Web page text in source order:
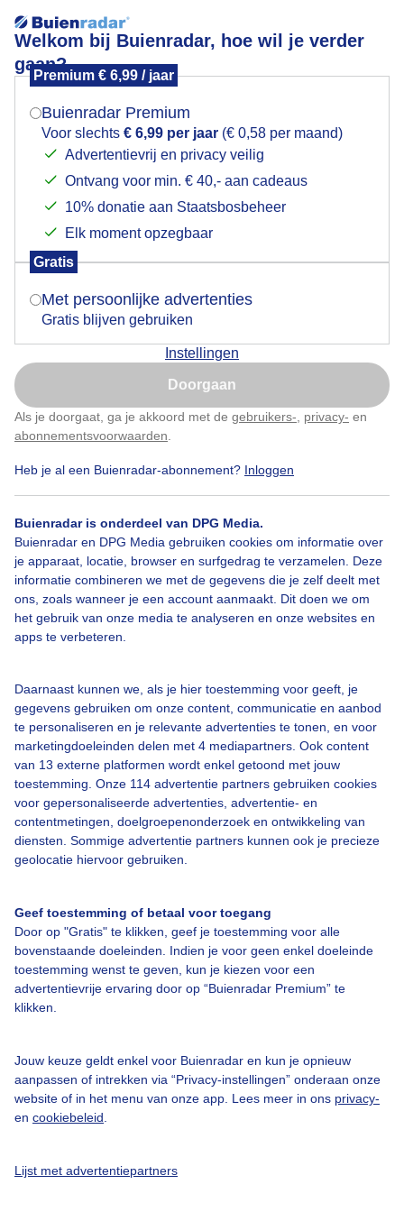
Welkom bij Buienradar, hoe wil je verder
gaan?
Premium € 6,99 / jaar
Buienradar Premium
Voor slechts € 6,99 per jaar (€ 0,58 per maand)
Advertentievrij en privacy veilig
Ontvang voor min. € 40,- aan cadeaus
10% donatie aan Staatsbosbeheer
Elk moment opzegbaar
Gratis
Met persoonlijke advertenties
Gratis blijven gebruiken
Instellingen
Doorgaan
Als je doorgaat, ga je akkoord met de gebruikers- privacy- en
abonnementsvoorwaarden
Heb je al een Buienradar-abonnement? Inloggen
Buienradar is onderdeel van DPG Media.
Buienradar en DPG Media gebruiken cookies om informatie over
je apparaat, locatie, browser en surfgedrag te verzamelen. Deze
informatie combineren we met de gegevens die je zelf deelt met
ons, zoals wanneer je een account aanmaakt. Dit doen we om
het gebruik van onze media te analyseren en onze websites en
apps te verbeteren.
Daarnaast kunnen we, als je hier toestemming voor geeft, je
gegevens gebruiken om onze content, communicatie en aanbod
te personaliseren en je relevante advertenties te tonen, en voor
marketingdoeleinden delen met 4 mediapartners. Ook content
van 13 externe platformen wordt enkel getoond met jouw
toestemming. Onze 114 advertentie partners gebruiken cookies
voor gepersonaliseerde advertenties, advertentie- en
contentmetingen, doelgroepenonderzoek en ontwikkeling van
diensten. Sommige advertentie partners kunnen ook je precieze
geolocatie hiervoor gebruiken.
Geef toestemming of betaal voor toegang
Door op "Gratis" te klikken, geef je toestemming voor alle
bovenstaande doeleinden. Indien je voor geen enkel doeleinde
toestemming wenst te geven, kun je kiezen voor een
advertentievrije ervaring door op “Buienradar Premium” te
klikken.
Jouw keuze geldt enkel voor Buienradar en kun je opnieuw
aanpassen of intrekken via “Privacy-instellingen” onderaan onze
website of in het menu van onze app. Lees meer in ons privacy-
en cookiebeleid
Lijst met advertentiepartners
Zomer!
Door: Frans Alderse Baas
Bekijk slideshow
Een moment geduld aub...
Over Buienradar
Contact
Toegankelijkheid
Gebruikersvoorwaarden
Buienradar Team
Privacy beleid
Cookie beleid
Gratis weerdata
Mogen we je locatie gebruiken voor het
Indien je hier nog geen akkoord op hebt gegeven,
verschijnt er zo een pop-up uit je browser waarin
Is goed, toon de popup
Nu niet, misschien later
Klik hierom dit aan te passen